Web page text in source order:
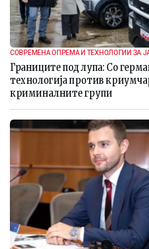
СОВРЕМЕНА ОПРЕМА И ТЕХНОЛОГИИ ЗА
ГРАНИЧНАТА БЕЗБЕДНОСТ
Границите под лупа: Со
технологија против
криминалните групи